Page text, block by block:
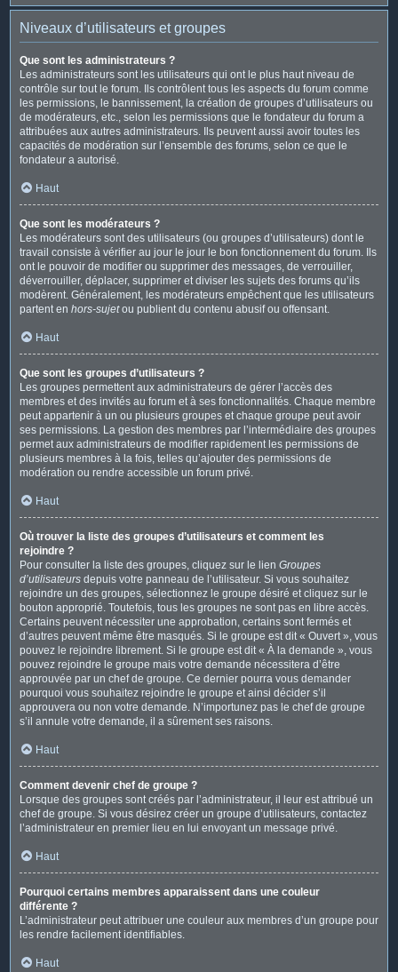
Niveaux d’utilisateurs et groupes
Que sont les administrateurs ?
Les administrateurs sont les utilisateurs qui ont le plus haut niveau de
contrôle sur tout le forum. Ils contrôlent tous les aspects du forum comme
les permissions, le bannissement, la création de groupes d’utilisateurs ou
de modérateurs, etc., selon les permissions que le fondateur du forum a
attribuées aux autres administrateurs. Ils peuvent aussi avoir toutes les
capacités de modération sur l’ensemble des forums, selon ce que le
fondateur a autorisé.
Haut
Que sont les modérateurs ?
Les modérateurs sont des utilisateurs (ou groupes d’utilisateurs) dont le
travail consiste à vérifier au jour le jour le bon fonctionnement du forum. Ils
ont le pouvoir de modifier ou supprimer des messages, de verrouiller,
déverrouiller, déplacer, supprimer et diviser les sujets des forums qu’ils
modèrent. Généralement, les modérateurs empêchent que les utilisateurs
partent en hors-sujetou publient du contenu abusif ou offensant.
Haut
Que sont les groupes d’utilisateurs ?
Les groupes permettent aux administrateurs de gérer l’accès des
membres et des invités au forum et à ses fonctionnalités. Chaque membre
peut appartenir à un ou plusieurs groupes et chaque groupe peut avoir
ses permissions. La gestion des membres par l’intermédiaire des groupes
permet aux administrateurs de modifier rapidement les permissions de
plusieurs membres à la fois, telles qu’ajouter des permissions de
modération ou rendre accessible un forum privé.
Haut
Où trouver la liste des groupes d’utilisateurs et comment les
rejoindre ?
Pour consulter la liste des groupes, cliquez sur le lien Groupes
d’utilisateurs depuis votre panneau de l’utilisateur. Si vous souhaitez
rejoindre un des groupes, sélectionnez le groupe désiré et cliquez sur le
bouton approprié. Toutefois, tous les groupes ne sont pas en libre accès.
Certains peuvent nécessiter une approbation, certains sont fermés et
d’autres peuvent même être masqués. Si le groupe est dit « Ouvert », vous
pouvez le rejoindre librement. Si le groupe est dit « À la demande », vous
pouvez rejoindre le groupe mais votre demande nécessitera d’être
approuvée par un chef de groupe. Ce dernier pourra vous demander
pourquoi vous souhaitez rejoindre le groupe et ainsi décider s’il
approuvera ou non votre demande. N’importunez pas le chef de groupe
s’il annule votre demande, il a sûrement ses raisons.
Haut
Comment devenir chef de groupe ?
Lorsque des groupes sont créés par l’administrateur, il leur est attribué un
chef de groupe. Si vous désirez créer un groupe d’utilisateurs, contactez
l’administrateur en premier lieu en lui envoyant un message privé.
Haut
Pourquoi certains membres apparaissent dans une couleur
différente ?
L’administrateur peut attribuer une couleur aux membres d’un groupe pour
les rendre facilement identifiables.
Haut